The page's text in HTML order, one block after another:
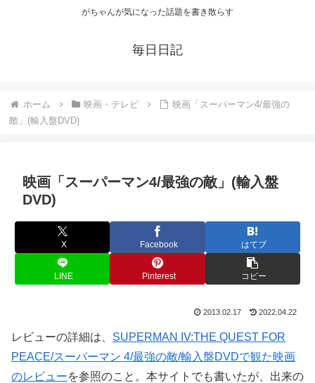
がちゃんが気になった話題を書き散らす
毎日日記
ホーム 映画・テレビ
映画「スーパーマン4/最強の
敵」(輸入盤DVD)
映画「スーパーマン4/最強の敵」(輸入盤
DVD)
X Facebook はてブ
LINE Pinterest コピー
2013.02.17 2022.04.22
レビューの詳細は、 SUPERMAN IV:THE QUEST FOR
PEACE/スーパーマン 4/最強の敵/輸入盤DVDで観た映画
のレビューを参照のこと。本サイトでも書いたが、出来の